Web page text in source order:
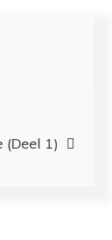
(Deel 1)